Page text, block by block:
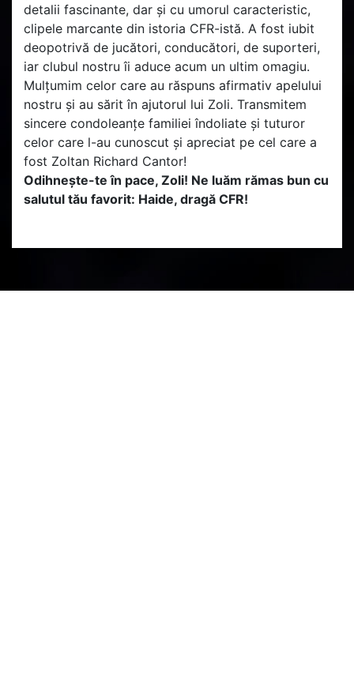
detalii fascinante, dar și cu umorul caracteristic,
clipele marcante din istoria CFR-istă. A fost iubit
deopotrivă de jucători, conducători, de suporteri,
iar clubul nostru îi aduce acum un ultim omagiu.
Mulțumim celor care au răspuns afirmativ apelului
nostru și au sărit în ajutorul lui Zoli. Transmitem
sincere condoleanțe familiei îndoliate și tuturor
celor care l-au cunoscut și apreciat pe cel care a
fost Zoltan Richard Cantor!
Odihnește-te în pace, Zoli! Ne luăm rămas bun cu
salutul tău favorit: Haide, dragă CFR!